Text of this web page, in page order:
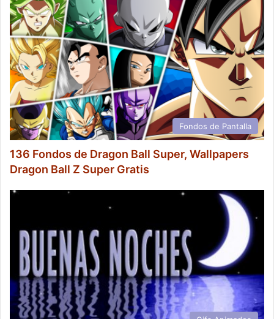
Fondos de Pantalla
136 Fondos de Dragon Ball Super, Wallpapers
Dragon Ball Z Super Gratis